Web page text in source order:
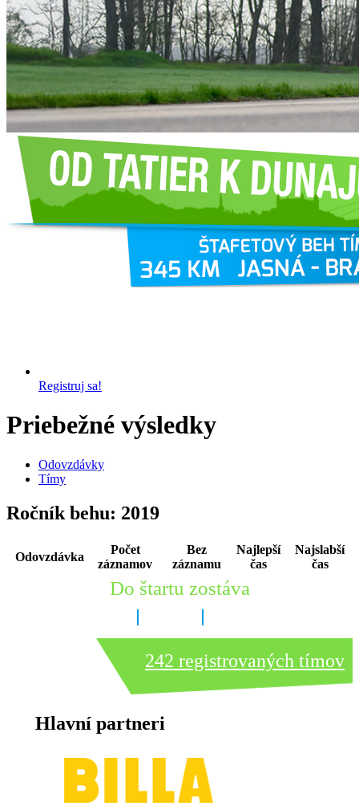
Registruj sa!
Priebežné výsledky
Odovzdávky
Tímy
Ročník behu: 2019
Odovzdávka
Počet
záznamov
Bez
záznamu
Najlepší
čas
Najslabší
čas
Do štartu zostáva
242 registrovaných tímov
Hlavní partneri